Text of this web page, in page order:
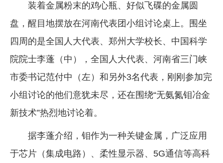
装着金属粉末的鸡心瓶、好似飞碟的金属圆
盘，醒目地摆放在河南代表团小组讨论桌上。围坐
四周的是全国人大代表、郑州大学校长、中国科学
院院士李蓬（中），全国人大代表、河南省三门峡
市委书记范付中（左）和另外3名代表，刚刚参加完
小组讨论的他们意犹未尽，还在围绕“无氨氮钼冶金
新技术”热烈地讨论着。
据李蓬介绍，钼作为一种关键金属，广泛应用
于芯片（集成电路）、柔性显示器、5G通信等高科